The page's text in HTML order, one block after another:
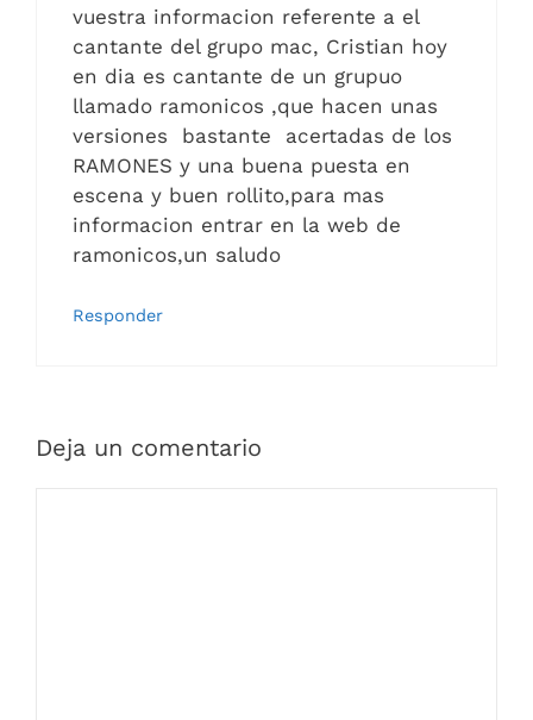
vuestra informacion referente a el
cantante del grupo mac, Cristian hoy
en dia es cantante de un grupuo
llamado ramonicos ,que hacen unas
versiones bastante acertadas de los
RAMONES y una buena puesta en
escena y buen rollito,para mas
informacion entrar en la web de
ramonicos,un saludo
Responder
Deja un comentario